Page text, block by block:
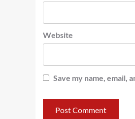
Website
Save my name, email,